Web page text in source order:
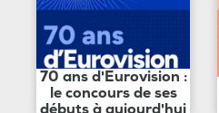
70 ans d'Eurovision :
le concours de ses
débuts à aujourd'hui